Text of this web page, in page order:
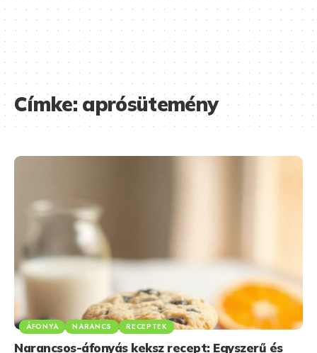
Címke:aprósütemény
ÁFONYA NARANCS RECEPTEK
Narancsos-áfonyás keksz recept: Egyszerű és